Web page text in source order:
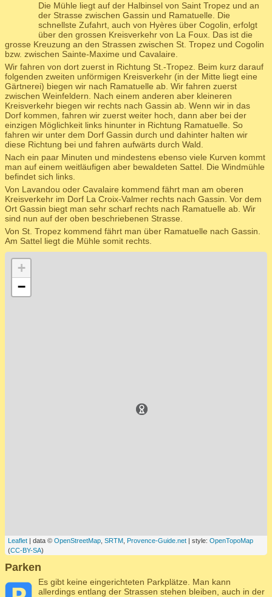
Die Mühle liegt auf der Halbinsel von Saint Tropez und an
der Strasse zwischen Gassin und Ramatuelle. Die
schnellste Zufahrt, auch von Hyères über Cogolin, erfolgt
über den grossen Kreisverkehr von La Foux. Das ist die
grosse Kreuzung an den Strassen zwischen St. Tropez und Cogolin
bzw. zwischen Sainte-Maxime und Cavalaire.
Wir fahren von dort zuerst in Richtung St.-Tropez. Beim kurz darauf
folgenden zweiten unförmigen Kreisverkehr (in der Mitte liegt eine
Gärtnerei) biegen wir nach Ramatuelle ab. Wir fahren zuerst
zwischen Weinfeldern. Nach einem anderen aber kleineren
Kreisverkehr biegen wir rechts nach Gassin ab. Wenn wir in das
Dorf kommen, fahren wir zuerst weiter hoch, dann aber bei der
einzigen Möglichkeit links hinunter in Richtung Ramatuelle. So
fahren wir unter dem Dorf Gassin durch und dahinter halten wir
diese Richtung bei und fahren aufwärts durch Wald.
Nach ein paar Minuten und mindestens ebenso viele Kurven kommt
man auf einem weitläufigen aber bewaldeten Sattel. Die Windmühle
befindet sich links.
Von Lavandou oder Cavalaire kommend fährt man am oberen
Kreisverkehr im Dorf La Croix-Valmer rechts nach Gassin. Vor dem
Ort Gassin biegt man sehr scharf rechts nach Ramatuelle ab. Wir
sind nun auf der oben beschriebenen Strasse.
Von St. Tropez kommend fährt man über Ramatuelle nach Gassin.
Am Sattel liegt die Mühle somit rechts.
+
−
Leaflet | data © OpenStreetMap SRTM Provence-Guide.net | style: OpenTopoMap
(CC-BY-SA)
Parken
Es gibt keine eingerichteten Parkplätze. Man kann
allerdings entlang der Strassen stehen bleiben, auch in der